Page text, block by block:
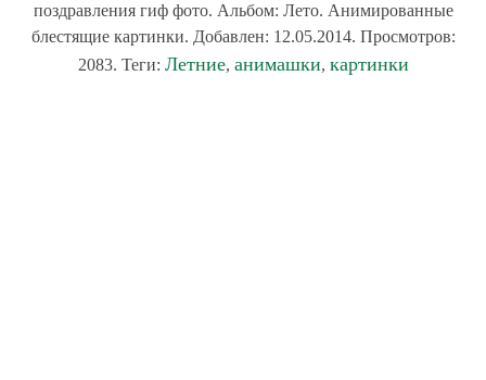
поздравления гиф фото. Альбом: Лето. Анимированные
блестящие картинки. Добавлен: 12.05.2014. Просмотров:
2083. Теги: Летние, анимашки, картинки